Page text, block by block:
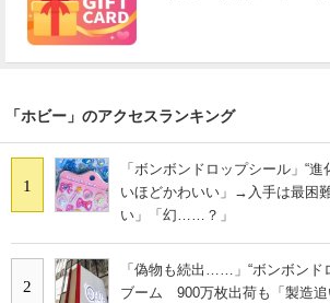
「ホビー」のアクセスランキング
1
「ボンボンドロップシール」“
いほどかわいい」→入手は最困
い」「幻……？」
2
「偽物も続出……」“ボンボンド
ブーム 900万枚出荷も「製造